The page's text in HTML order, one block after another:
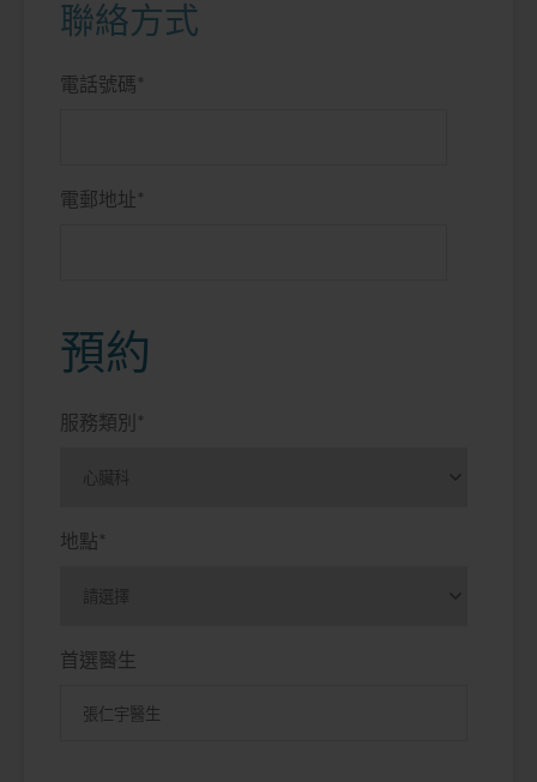
聯絡方式
電話號碼 *
電郵地址 *
預約
服務類別 *
地點 *
首選醫生